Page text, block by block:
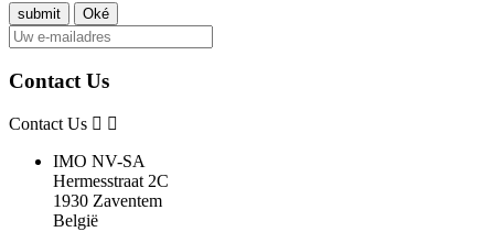
Contact Us
Contact Us
IMO NV-SA
Hermesstraat 2C
1930 Zaventem
België